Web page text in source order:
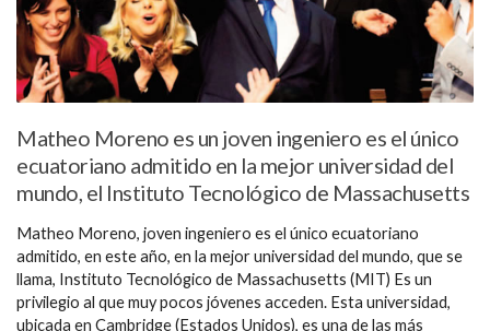
Matheo Moreno es un joven ingeniero es el único
ecuatoriano admitido en la mejor universidad del
mundo, el Instituto Tecnológico de Massachusetts
Matheo Moreno, joven ingeniero es el único ecuatoriano
admitido, en este año, en la mejor universidad del mundo, que se
llama, Instituto Tecnológico de Massachusetts (MIT) Es un
privilegio al que muy pocos jóvenes acceden. Esta universidad,
ubicada en Cambridge (Estados Unidos), es una de las más